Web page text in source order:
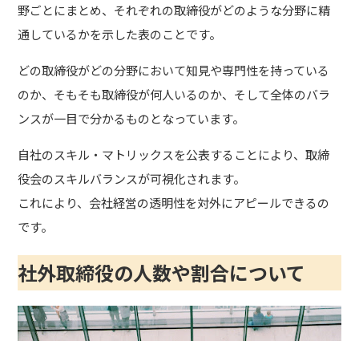
野ごとにまとめ、それぞれの取締役がどのような分野に精
通しているかを示した表のことです。
どの取締役がどの分野において知見や専門性を持っている
のか、そもそも取締役が何人いるのか、そして全体のバラ
ンスが一目で分かるものとなっています。
自社のスキル・マトリックスを公表することにより、取締
役会のスキルバランスが可視化されます。
これにより、会社経営の透明性を対外にアピールできるの
です。
社外取締役の人数や割合について